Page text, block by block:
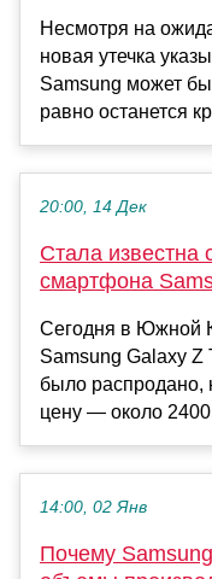
Несмотря на
новая утечка
Samsung может
равно останется
20:00, 14 Дек
Стала известна
смартфона
Сегодня в Южной
Samsung Galaxy Z
было распродано,
цену — около
14:00, 02 Янв
Почему